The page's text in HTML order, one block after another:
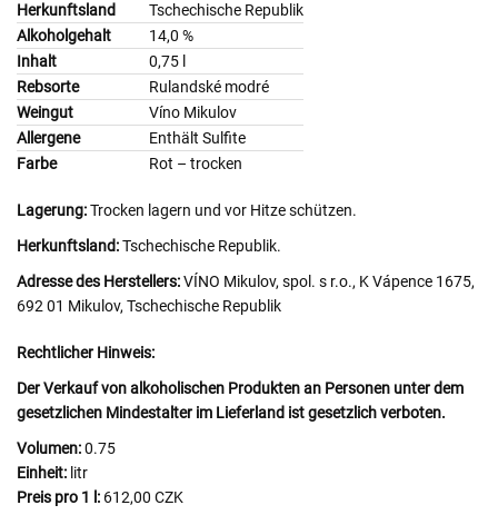
Herkunftsland Tschechische Republik
Alkoholgehalt
14,0 %
Inhalt
0,75 l
Rebsorte
Rulandské modré
Weingut
Víno Mikulov
Allergene
Enthält Sulfite
Farbe
Rot – trocken
Lagerung:Trocken lagern und vor Hitze schützen.
Herkunftsland:Tschechische Republik.
Adresse des Herstellers:VÍNO Mikulov, spol. s r.o., K Vápence 1675,
692 01 Mikulov, Tschechische Republik
Rechtlicher Hinweis:
Der Verkauf von alkoholischen Produkten an Personen unter dem
gesetzlichen Mindestalter im Lieferland ist gesetzlich verboten.
Volumen:0.75
Einheit: litr
Preis pro 1 l: 612,00 CZK